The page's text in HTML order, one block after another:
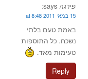
פירגה says:
15 במאי 2011 at 8:48
באמת טעם בלתי
נשכח. כל התוספות
טעימות מאד.
Reply